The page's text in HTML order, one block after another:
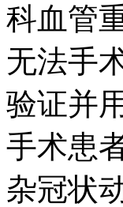
科血管
无法手
验证并
手术患
杂冠状